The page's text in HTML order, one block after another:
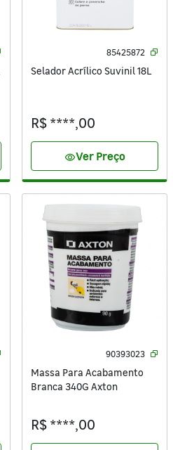
85425872
Selador Acrílico Suvinil 18L
R$ ****,00
visibilityVer Preço
90393023
Massa Para Acabamento
Branca 340G Axton
R$ ****,00